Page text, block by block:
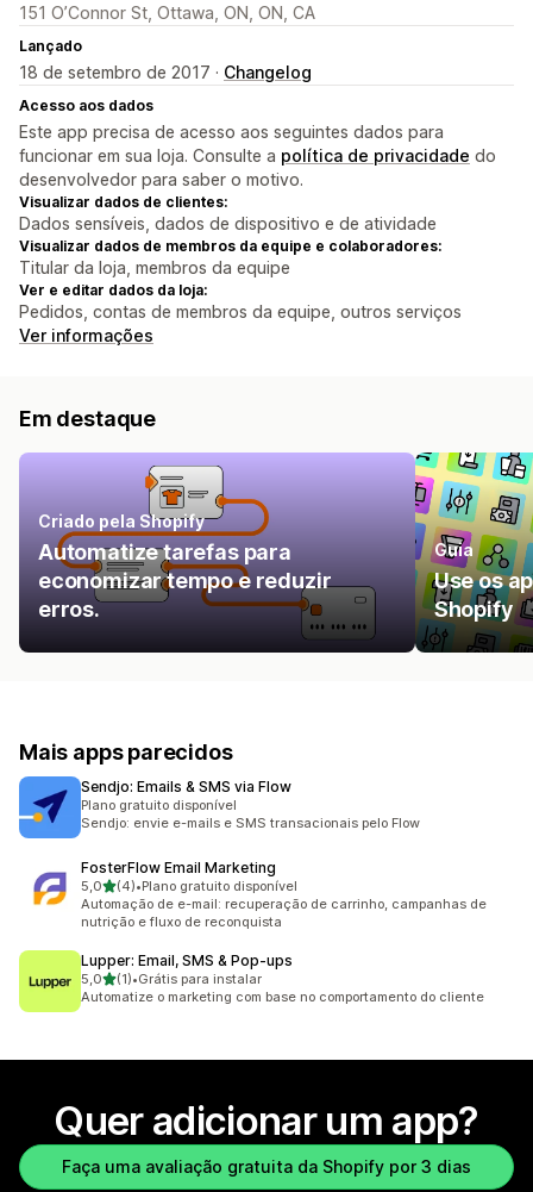
151 O’Connor St, Ottawa, ON, ON, CA
Lançado
18 de setembro de 2017 · Changelog
Acesso aos dados
Este app precisa de acesso aos seguintes dados para
funcionar em sua loja. Consulte a política de privacidade do
desenvolvedor para saber o motivo.
Visualizar dados de clientes:
Dados sensíveis, dados de dispositivo e de atividade
Visualizar dados de membros da equipe e colaboradores:
Titular da loja, membros da equipe
Ver e editar dados da loja:
Pedidos, contas de membros da equipe, outros serviços
Ver informações
Em destaque
Criado pela Shopify
Automatize tarefas para
economizar tempo e reduzir
erros.
Guia
Use os
Shopify
Mais apps parecidos
Sendjo: Emails & SMS via Flow
Plano gratuito disponível
Sendjo: envie e-mails e SMS transacionais pelo Flow
FosterFlow Email Marketing
5,0de 5 estrelas
(4)
4 avaliações ao todo
•Plano gratuito disponível
Automação de e-mail: recuperação de carrinho, campanhas de
nutrição e fluxo de reconquista
Lupper: Email, SMS & Pop‑ups
5,0de 5 estrelas
(1)
1 avaliações ao todo
•Grátis para instalar
Automatize o marketing com base no comportamento do cliente
Quer adicionar um app?
Faça uma avaliação gratuita da Shopify por 3 dias